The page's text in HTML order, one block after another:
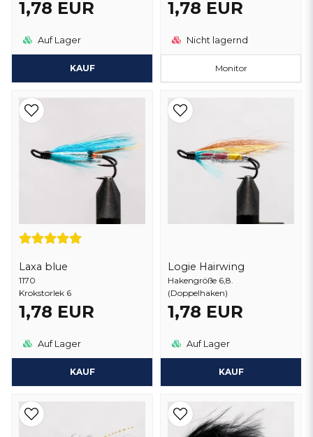
1,78 EUR
Auf Lager
KAUF
1,78 EUR
Nicht lagernd
Monitor
Laxa blue
1170
Krokstorlek 6
1,78 EUR
Auf Lager
KAUF
Logie Hairwing
Hakengröße 6,8.
(Doppelhaken)
1,78 EUR
Auf Lager
KAUF